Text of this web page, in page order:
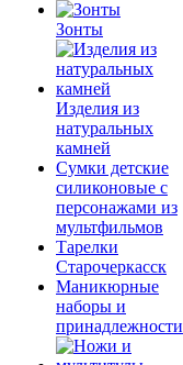
Зонты
Изделия из
натуральных
камней
Сумки детские
силиконовые с
персонажами из
мультфильмов
Тарелки
Старочеркасск
Маникюрные
наборы и
принадлежности